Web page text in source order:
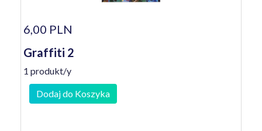
6,00 PLN
Graffiti 2
1 produkt/y
Dodaj do Koszyka